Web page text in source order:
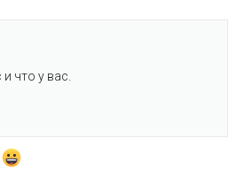
что у вас.